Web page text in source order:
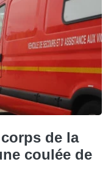
de la
coulée de